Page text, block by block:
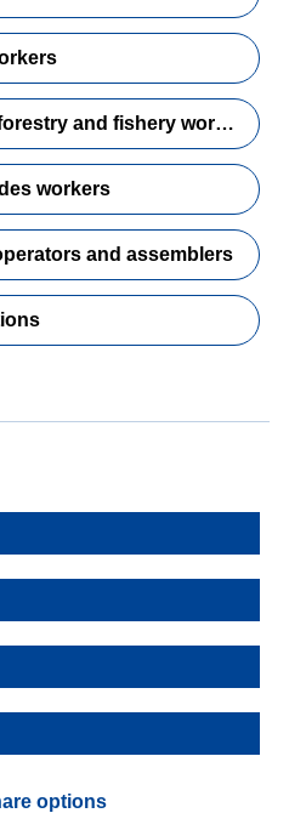
6. Skilled agricultural, forestry and fishery workers
workers
and assemblers
options